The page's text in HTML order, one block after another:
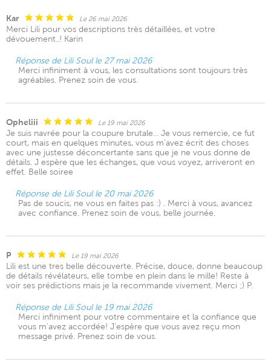
Kar Le 26 mai 2026
Merci Lili pour vos descriptions très détaillées, et votre
dévouement..! Karin
Réponse de Lili Soul le 27 mai 2026
Merci infiniment à vous, les consultations sont toujours très
agréables. Prenez soin de vous.
Opheliii Le 19 mai 2026
Je suis navrée pour la coupure brutale... Je vous remercie, ce fut
court, mais en quelques minutes, vous m'avez écrit des choses
avec une justesse déconcertante sans que je ne vous donne de
détails. J espère que les échanges, que vous voyez, arriveront en
effet. Belle soiree
Réponse de Lili Soul le 20 mai 2026
Pas de soucis, ne vous en faites pas :) . Merci à vous, avancez
avec confiance. Prenez soin de vous, belle journée.
P Le 19 mai 2026
Lili est une tres belle découverte. Précise, douce, donne beaucoup
de détails révélateurs, elle tombe en plein dans le mille! Reste à
voir ses prédictions mais je la recommande vivement. Merci ;) P.
Réponse de Lili Soul le 19 mai 2026
Merci infiniment pour votre commentaire et la confiance que
vous m'avez accordée! J'espère que vous avez reçu mon
message privé. Prenez soin de vous.